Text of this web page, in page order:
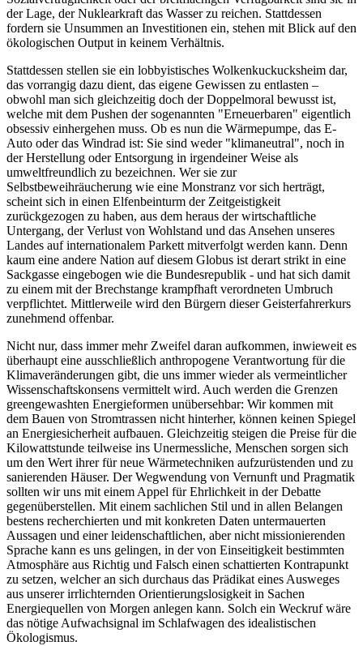
der Lage, der Nuklearkraft das Wasser zu reichen. Stattdessen
fordern sie Unsummen an Investitionen ein, stehen mit Blick auf den
ökologischen Output in keinem Verhältnis.
Stattdessen stellen sie ein lobbyistisches Wolkenkuckucksheim dar,
das vorrangig dazu dient, das eigene Gewissen zu entlasten –
obwohl man sich gleichzeitig doch der Doppelmoral bewusst ist,
welche mit dem Pushen der sogenannten "Erneuerbaren" eigentlich
obsessiv einhergehen muss. Ob es nun die Wärmepumpe, das E-
Auto oder das Windrad ist: Sie sind weder "klimaneutral", noch in
der Herstellung oder Entsorgung in irgendeiner Weise als
umweltfreundlich zu bezeichnen. Wer sie zur
Selbstbeweihräucherung wie eine Monstranz vor sich herträgt,
scheint sich in einen Elfenbeinturm der Zeitgeistigkeit
zurückgezogen zu haben, aus dem heraus der wirtschaftliche
Untergang, der Verlust von Wohlstand und das Ansehen unseres
Landes auf internationalem Parkett mitverfolgt werden kann. Denn
kaum eine andere Nation auf diesem Globus ist derart strikt in eine
Sackgasse eingebogen wie die Bundesrepublik - und hat sich damit
zu einem mit der Brechstange krampfhaft verordneten Umbruch
verpflichtet. Mittlerweile wird den Bürgern dieser Geisterfahrerkurs
zunehmend offenbar.
Nicht nur, dass immer mehr Zweifel daran aufkommen, inwieweit es
überhaupt eine ausschließlich anthropogene Verantwortung für die
Klimaveränderungen gibt, die uns immer wieder als vermeintlicher
Wissenschaftskonsens vermittelt wird. Auch werden die Grenzen
greengewashten Energieformen unübersehbar: Wir kommen mit
dem Bauen von Stromtrassen nicht hinterher, können keinen Spiegel
an Energiesicherheit aufbauen. Gleichzeitig steigen die Preise für die
Kilowattstunde teilweise ins Unermessliche, Menschen sorgen sich
um den Wert ihrer für neue Wärmetechniken aufzurüstenden und zu
sanierenden Häuser. Der Wegwendung von Vernunft und Pragmatik
sollten wir uns mit einem Appel für Ehrlichkeit in der Debatte
gegenüberstellen. Mit einem sachlichen Stil und in allen Belangen
bestens recherchierten und mit konkreten Daten untermauerten
Aussagen und einer leidenschaftlichen, aber nicht missionierenden
Sprache kann es uns gelingen, in der von Einseitigkeit bestimmten
Atmosphäre aus Richtig und Falsch einen schattierten Kontrapunkt
zu setzen, welcher an sich durchaus das Prädikat eines Ausweges
aus unserer irrlichternden Orientierungslosigkeit in Sachen
Energiequellen von Morgen anlegen kann. Solch ein Weckruf wäre
das nötige Aufwachsignal im Schlafwagen des idealistischen
Ökologismus.